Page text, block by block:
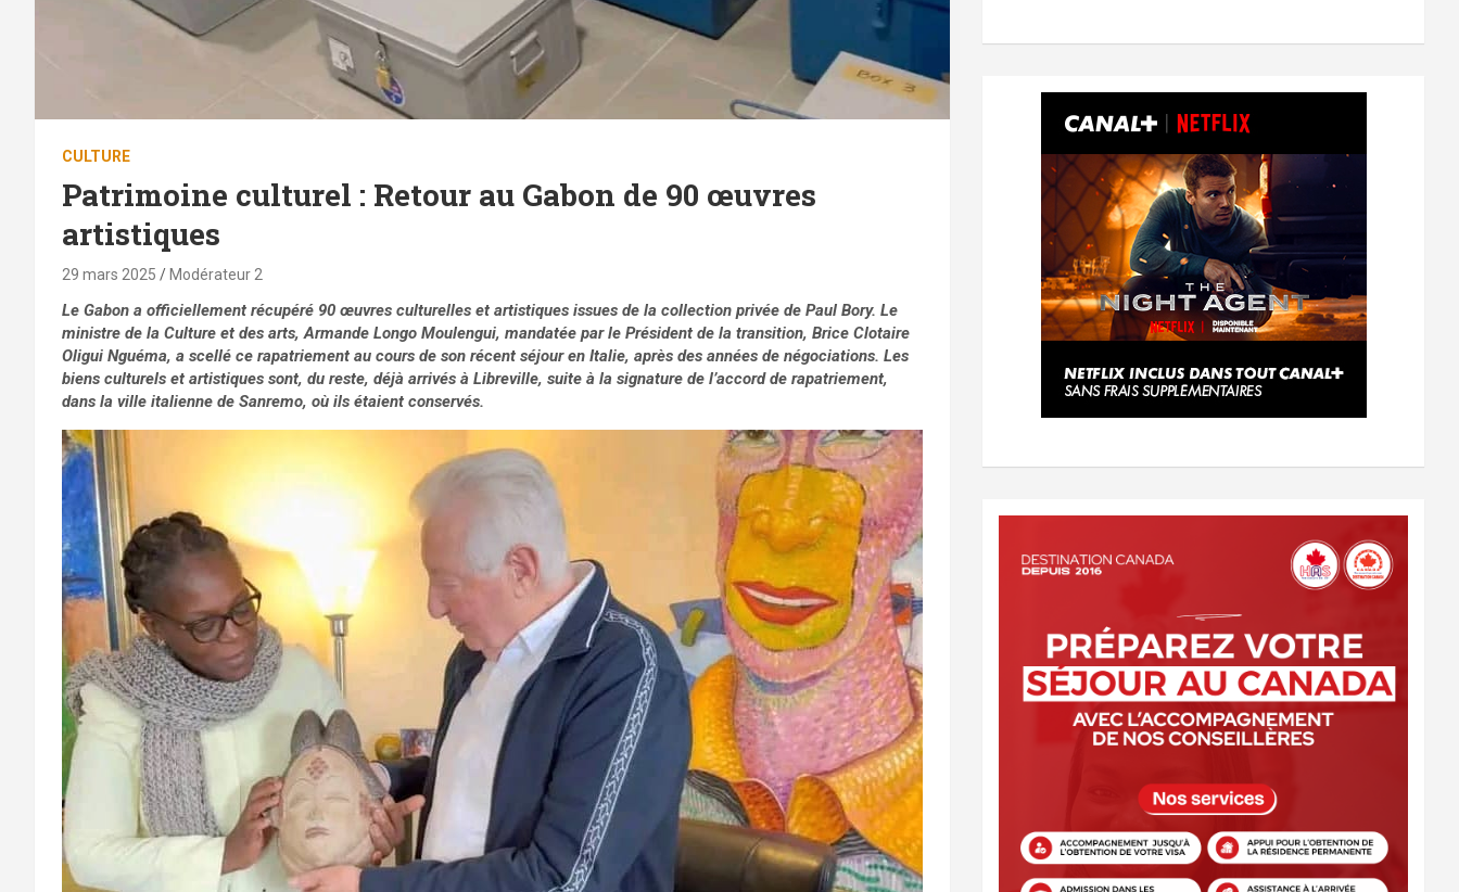
CULTURE
Patrimoine culturel : Retour au Gabon de 90 œuvres
artistiques
29 mars 2025 Modérateur 2
Le Gabon a officiellement récupéré 90 œuvres culturelles et artistiques issues de la collection privée de Paul Bory. Le
ministre de la Culture et des arts, Armande Longo Moulengui, mandatée par le Président de la transition, Brice Clotaire
Oligui Nguéma, a scellé ce rapatriement au cours de son récent séjour en Italie, après des années de négociations. Les
biens culturels et artistiques sont, du reste, déjà arrivés à Libreville, suite à la signature de l’accord de rapatriement,
dans la ville italienne de Sanremo, où ils étaient conservés.